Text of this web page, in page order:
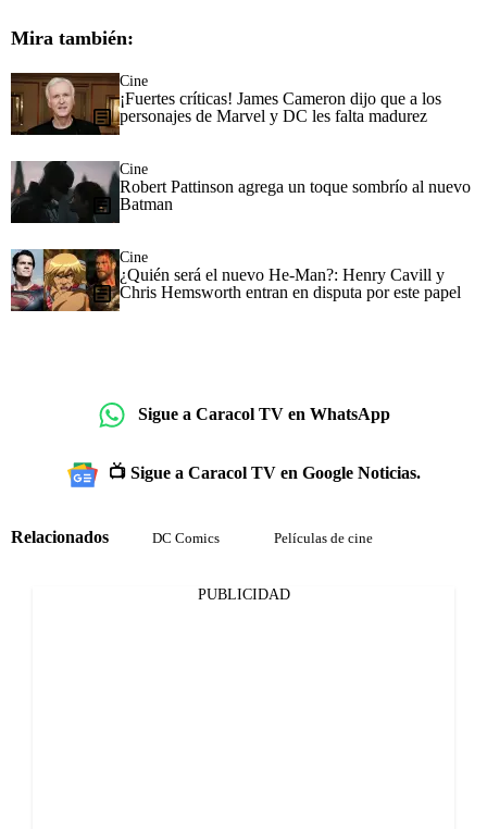
Mira también:
Cine
¡Fuertes críticas! James Cameron dijo que a los
personajes de Marvel y DC les falta madurez
Cine
Robert Pattinson agrega un toque sombrío al nuevo
Batman
Cine
¿Quién será el nuevo He-Man?: Henry Cavill y
Chris Hemsworth entran en disputa por este papel
Sigue a Caracol TV en WhatsApp
📺 Sigue a Caracol TV en Google Noticias.
Relacionados DC Comics Películas de cine
PUBLICIDAD